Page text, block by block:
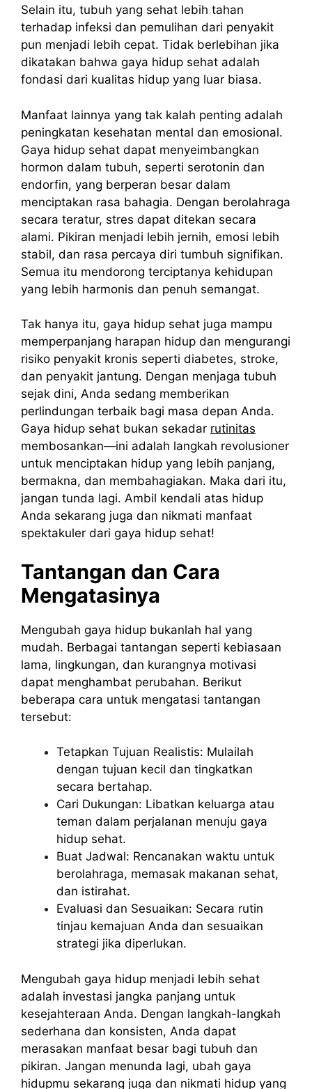
Selain itu, tubuh yang sehat lebih tahan
terhadap infeksi dan pemulihan dari penyakit
pun menjadi lebih cepat. Tidak berlebihan jika
dikatakan bahwa gaya hidup sehat adalah
fondasi dari kualitas hidup yang luar biasa.
Manfaat lainnya yang tak kalah penting adalah
peningkatan kesehatan mental dan emosional.
Gaya hidup sehat dapat menyeimbangkan
hormon dalam tubuh, seperti serotonin dan
endorfin, yang berperan besar dalam
menciptakan rasa bahagia. Dengan berolahraga
secara teratur, stres dapat ditekan secara
alami. Pikiran menjadi lebih jernih, emosi lebih
stabil, dan rasa percaya diri tumbuh signifikan.
Semua itu mendorong terciptanya kehidupan
yang lebih harmonis dan penuh semangat.
Tak hanya itu, gaya hidup sehat juga mampu
memperpanjang harapan hidup dan mengurangi
risiko penyakit kronis seperti diabetes, stroke,
dan penyakit jantung. Dengan menjaga tubuh
sejak dini, Anda sedang memberikan
perlindungan terbaik bagi masa depan Anda.
Gaya hidup sehat bukan sekadar rutinitas
membosankan—ini adalah langkah revolusioner
untuk menciptakan hidup yang lebih panjang,
bermakna, dan membahagiakan. Maka dari itu,
jangan tunda lagi. Ambil kendali atas hidup
Anda sekarang juga dan nikmati manfaat
spektakuler dari gaya hidup sehat!
Tantangan dan Cara
Mengatasinya
Mengubah gaya hidup bukanlah hal yang
mudah. Berbagai tantangan seperti kebiasaan
lama, lingkungan, dan kurangnya motivasi
dapat menghambat perubahan. Berikut
beberapa cara untuk mengatasi tantangan
tersebut:
Tetapkan Tujuan Realistis: Mulailah
dengan tujuan kecil dan tingkatkan
secara bertahap.
Cari Dukungan: Libatkan keluarga atau
teman dalam perjalanan menuju gaya
hidup sehat.
Buat Jadwal: Rencanakan waktu untuk
berolahraga, memasak makanan sehat,
dan istirahat.
Evaluasi dan Sesuaikan: Secara rutin
tinjau kemajuan Anda dan sesuaikan
strategi jika diperlukan.
Mengubah gaya hidup menjadi lebih sehat
adalah investasi jangka panjang untuk
kesejahteraan Anda. Dengan langkah-langkah
sederhana dan konsisten, Anda dapat
merasakan manfaat besar bagi tubuh dan
pikiran. Jangan menunda lagi, ubah gaya
hidupmu sekarang juga dan nikmati hidup yang